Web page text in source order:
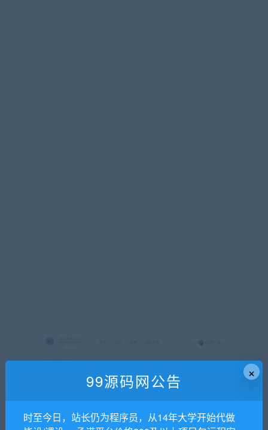
×
99源码网公告
时至今日，站长仍为程序员，从14年大学开始代做